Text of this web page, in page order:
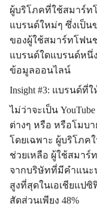
ผู้บริโภคที่ใช้สมาร์ท
แบรนด์ใหม่ๆ ซึ่งเป็
ของผู้ใช้สมาร์ทโฟน
แบรนด์ใดแบรนด์หนึ่
ข้อมูลออนไลน์
Insight #3: แบรนด์ที่ใ
ไม่ว่าจะเป็น YouTube
ต่างๆ หรือ หรือโมบ
โดยเฉพาะ ผู้บริโภค
ช่วยเหลือ ผู้ใช้สมาร์
จากบริษัทที่มีคำแนะ
สูงที่สุดในเอเชียแป
สัดส่วนเพียง 48%